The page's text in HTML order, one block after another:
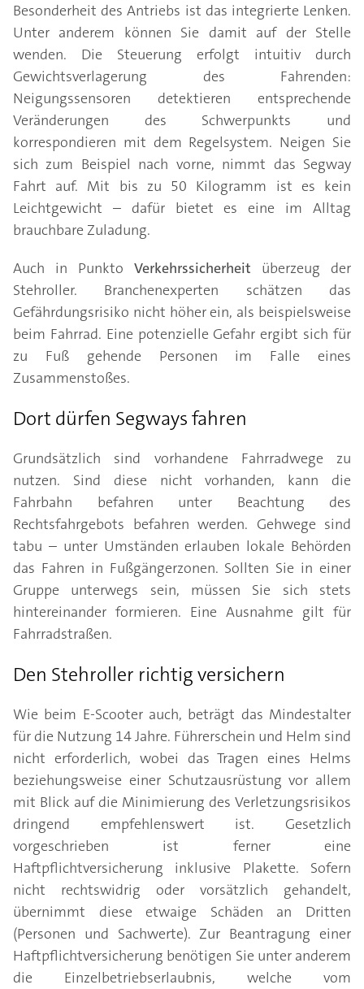
Besonderheit des Antriebs ist das integrierte Lenken.
Unter anderem können Sie damit auf der Stelle
wenden. Die Steuerung erfolgt intuitiv durch
Gewichtsverlagerung des Fahrenden:
Neigungssensoren detektieren entsprechende
Veränderungen des Schwerpunkts und
korrespondieren mit dem Regelsystem. Neigen Sie
sich zum Beispiel nach vorne, nimmt das Segway
Fahrt auf. Mit bis zu 50 Kilogramm ist es kein
Leichtgewicht – dafür bietet es eine im Alltag
brauchbare Zuladung.
Auch in Punkto Verkehrssicherheit überzeug der
Stehroller. Branchenexperten schätzen das
Gefährdungsrisiko nicht höher ein, als beispielsweise
beim Fahrrad. Eine potenzielle Gefahr ergibt sich für
zu Fuß gehende Personen im Falle eines
Zusammenstoßes.
Dort dürfen Segways fahren
Grundsätzlich sind vorhandene Fahrradwege zu
nutzen. Sind diese nicht vorhanden, kann die
Fahrbahn befahren unter Beachtung des
Rechtsfahrgebots befahren werden. Gehwege sind
tabu – unter Umständen erlauben lokale Behörden
das Fahren in Fußgängerzonen. Sollten Sie in einer
Gruppe unterwegs sein, müssen Sie sich stets
hintereinander formieren. Eine Ausnahme gilt für
Fahrradstraßen.
Den Stehroller richtig versichern
Wie beim E-Scooter auch, beträgt das Mindestalter
für die Nutzung 14 Jahre. Führerschein und Helm sind
nicht erforderlich, wobei das Tragen eines Helms
beziehungsweise einer Schutzausrüstung vor allem
mit Blick auf die Minimierung des Verletzungsrisikos
dringend empfehlenswert ist. Gesetzlich
vorgeschrieben ist ferner eine
Haftpflichtversicherung inklusive Plakette. Sofern
nicht rechtswidrig oder vorsätzlich gehandelt,
übernimmt diese etwaige Schäden an Dritten
(Personen und Sachwerte). Zur Beantragung einer
Haftpflichtversicherung benötigen Sie unter anderem
die Einzelbetriebserlaubnis, welche vom